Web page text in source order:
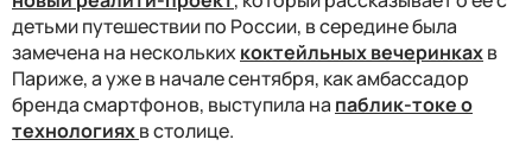
детьми путешествии по России, в середине была
замечена на несколькихкоктейльных вечеринкахв
Париже, а уже в начале сентября, как амбассадор
бренда смартфонов, выступила на паблик-токе о
технологияхв столице.